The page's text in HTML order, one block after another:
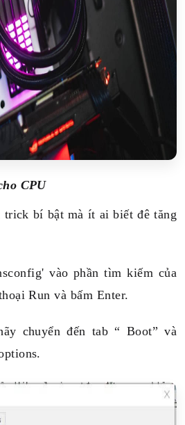
CPU
bí bật mà ít ai biết đê tăng
vào phần tìm kiếm của
Run và bấm Enter.
chuyển đến tab “ Boot” và